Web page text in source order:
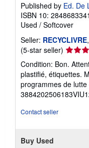
Published by Ed. De
ISBN 10: 2848683341
Used / Softcover
Seller: RECYCLIVRE
(5-star seller) Seller
rating
5
out
of
5
Condition: Bon.
plastifié, étiquettes.
programmes de
Contact seller
Buy Used